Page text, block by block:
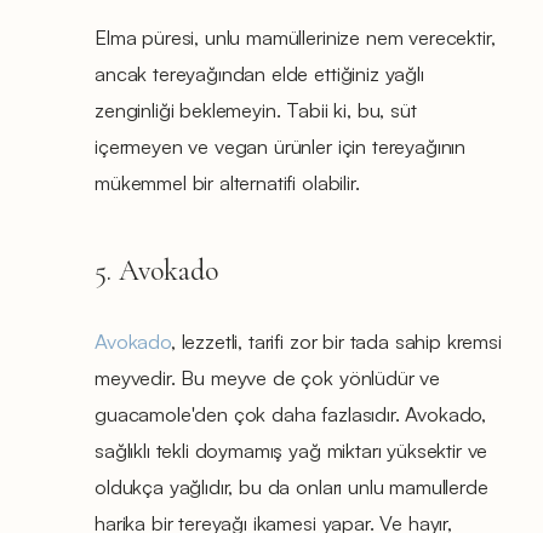
Elma püresi, unlu mamüllerinize nem verecektir,
ancak tereyağından elde ettiğiniz yağlı
zenginliği beklemeyin. Tabii ki, bu, süt
içermeyen ve vegan ürünler için tereyağının
mükemmel bir alternatifi olabilir.
5. Avokado
Avokado, lezzetli, tarifi zor bir tada sahip kremsi
meyvedir. Bu meyve de çok yönlüdür ve
guacamole'den çok daha fazlasıdır. Avokado,
sağlıklı tekli doymamış yağ miktarı yüksektir ve
oldukça yağlıdır, bu da onları unlu mamullerde
harika bir tereyağı ikamesi yapar. Ve hayır,